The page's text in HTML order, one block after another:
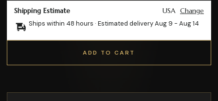
Shipping Estimate USA Change
Ships within 48 hours · Estimated deliveryAug 9 - Aug 14
ADD TO CART